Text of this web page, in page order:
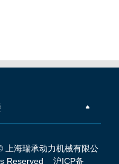
上海瑞承动力机械有限公
Reserved沪ICP备